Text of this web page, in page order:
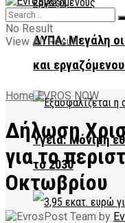
ΔΥΠΑ: Μεγάλη
και
Υγεία: Μόνιμη
το 2030
No Result
View All Result
Home EVROS NOW
Δήλωση
για το
Οκτωβρίου
by